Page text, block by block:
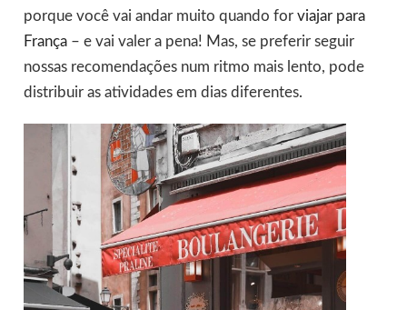
porque você vai andar muito quando for viajar para
França– e vai valer a pena! Mas, se preferir seguir
nossas recomendações num ritmo mais lento, pode
distribuir as atividades em dias diferentes.